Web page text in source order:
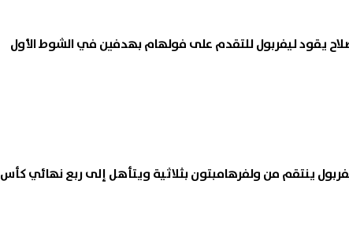
يقود ليفربول للتقدم على فولهام بهدفين في الشوط الأول
ينتقم من ولفرهامبتون بثلاثية ويتأهل إلى ربع نهائي كأس